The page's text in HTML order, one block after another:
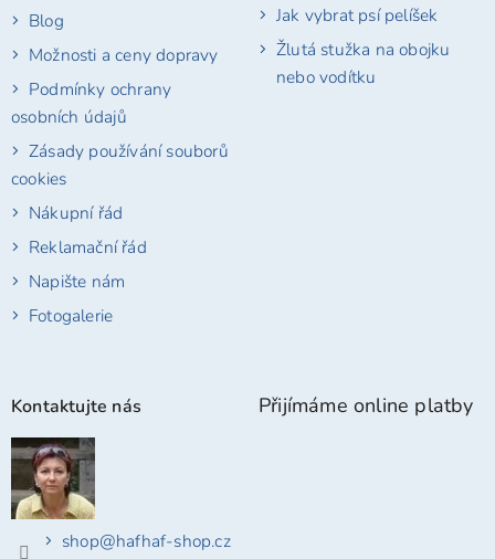
Blog
Možnosti a ceny dopravy
Podmínky ochrany
osobních údajů
Zásady používání souborů
cookies
Nákupní řád
Reklamační řád
Napište nám
Fotogalerie
Jak vybrat psí pelíšek
Žlutá stužka na obojku
nebo vodítku
Kontaktujte nás
shop@hafhaf-shop.cz
Přijímáme online platby